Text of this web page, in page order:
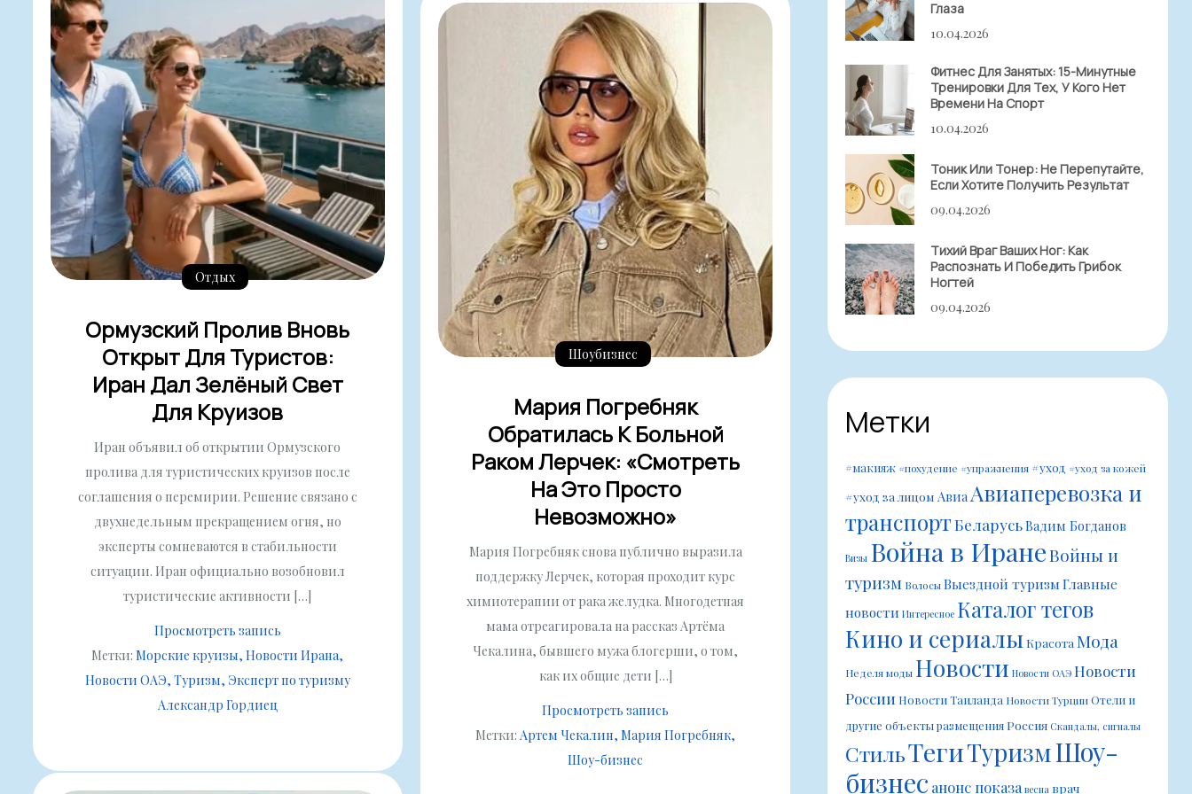
Отдых
Ормузский Пролив Вновь
Открыт Для Туристов:
Иран Дал Зелёный Свет
Для Круизов
Иран объявил об открытии Ормузского
пролива для туристических круизов после
соглашения о перемирии. Решение связано с
двухнедельным прекращением огня, но
эксперты сомневаются в стабильности
ситуации. Иран официально возобновил
туристические активности […]
Просмотреть запись
Метки:Морские круизы Новости Ирана
Новости ОАЭ Туризм Эксперт по туризму
Александр Гордиец
Шоубизнес
Мария Погребняк
Обратилась К Больной
Раком Лерчек: «Смотреть
На Это Просто
Невозможно»
Мария Погребняк снова публично выразила
поддержку Лерчек, которая проходит курс
химиотерапии от рака желудка. Многодетная
мама отреагировала на рассказ Артёма
Чекалина, бывшего мужа блогерши, о том,
как их общие дети […]
Просмотреть запись
Метки:Артем Чекалин Мария Погребняк
Шоу-бизнес
Глаза
10.04.2026
Фитнес Для Занятых: 15-Минутные
Тренировки Для Тех, У Кого Нет
Времени На Спорт
10.04.2026
Тоник Или Тонер: Не Перепутайте,
Если Хотите Получить Результат
09.04.2026
Тихий Враг Ваших Ног: Как
Распознать И Победить Грибок
Ногтей
09.04.2026
Метки
#макияж #похудение #упражнения #уход #уход за кожей
#уход за лицом Авиа Авиаперевозка и
транспортБеларусьВадим Богданов
Визы Война в ИранеВойны и
туризм ВолосыВыездной туризмГлавные
новости Интересное Каталог тегов
Кино и сериалыКрасота Мода
Неделя моды Новости Новости ОАЭ Новости
России Новости Таиланда Новости ТурцииОтели и
другие объекты размещенияРоссия Скандалы, сигналы
СтильТегиТуризмШоу-
бизнес анонс показа весна врач